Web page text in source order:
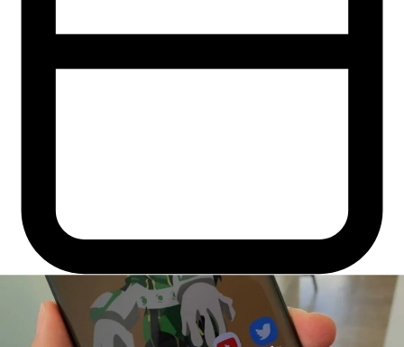
Mai 17, 2025